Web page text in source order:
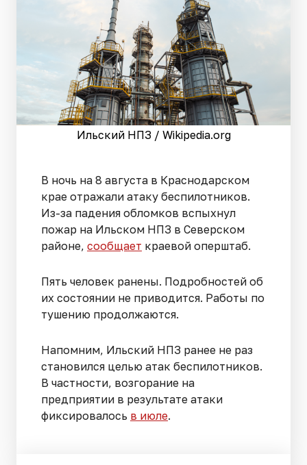
Ильский НПЗ / Wikipedia.org
В ночь на 8 августа в Краснодарском
крае отражали атаку беспилотников.
Из-за падения обломков вспыхнул
пожар на Ильском НПЗ в Северском
районе, сообщает краевой оперштаб.
Пять человек ранены. Подробностей об
их состоянии не приводится. Работы по
тушению продолжаются.
Напомним, Ильский НПЗ ранее не раз
становился целью атак беспилотников.
В частности, возгорание на
предприятии в результате атаки
фиксировалось в июле.